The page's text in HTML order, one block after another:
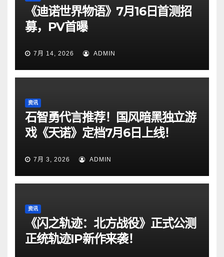
《迪诺世界物语》7月16日首测招
募，PV首曝
7月 14, 2026 ADMIN
资讯
石智勇代言推荐！国风暗黑独立游
戏《天诺》定档7月6日上线！
7月 3, 2026 ADMIN
资讯
《闪之轨迹：北方战役》正式公测
正统轨迹IP新作来袭！